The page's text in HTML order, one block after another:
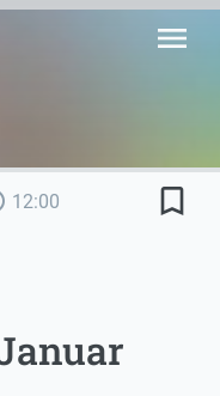
menu
12:00 bookmark_border